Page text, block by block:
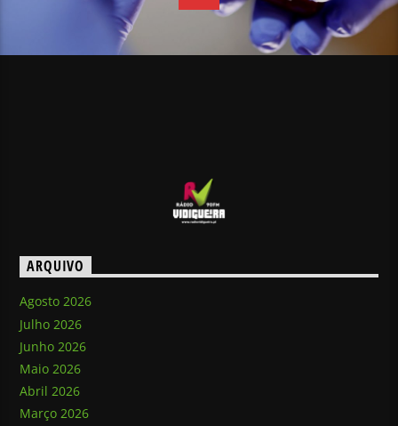
ARQUIVO
Agosto 2026
Julho 2026
Junho 2026
Maio 2026
Abril 2026
Março 2026